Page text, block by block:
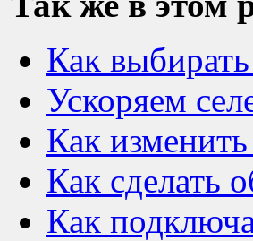
Как
Ускоряем
Как изменить
Как сделать
Как